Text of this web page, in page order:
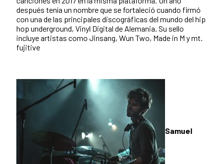
después tenía un nombre que se fortaleció cuando firmó
con una de las principales discográficas del mundo del hip
hop underground, Vinyl Digital de Alemania. Su sello
incluye artistas como Jinsang, Wun Two, Made in M y mt.
fujitive
Samuel